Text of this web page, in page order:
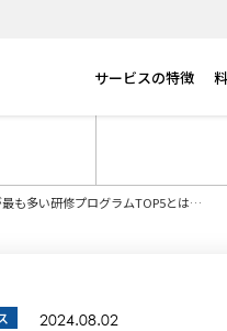
サービスの特徴
も多い研修プログラムTOP5とは…
2024.08.02